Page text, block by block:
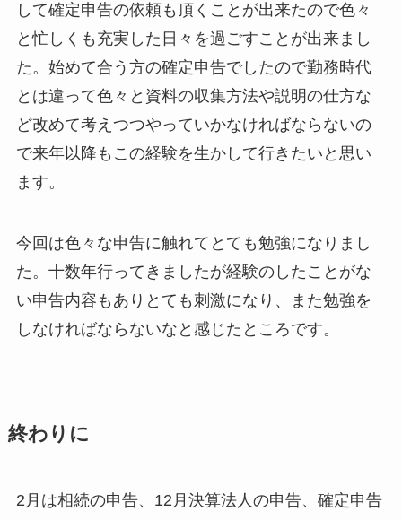
して確定申告の依頼も頂くことが出来たので色々
と忙しくも充実した日々を過ごすことが出来まし
た。始めて合う方の確定申告でしたので勤務時代
とは違って色々と資料の収集方法や説明の仕方な
ど改めて考えつつやっていかなければならないの
で来年以降もこの経験を生かして行きたいと思い
ます。
今回は色々な申告に触れてとても勉強になりまし
た。十数年行ってきましたが経験のしたことがな
い申告内容もありとても刺激になり、また勉強を
しなければならないなと感じたところです。
終わりに
2月は相続の申告、12月決算法人の申告、確定申告